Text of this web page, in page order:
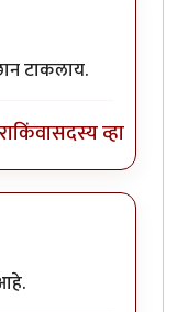
byअहिरावण
टाकलाय.
किंवासदस्य व्हा
by